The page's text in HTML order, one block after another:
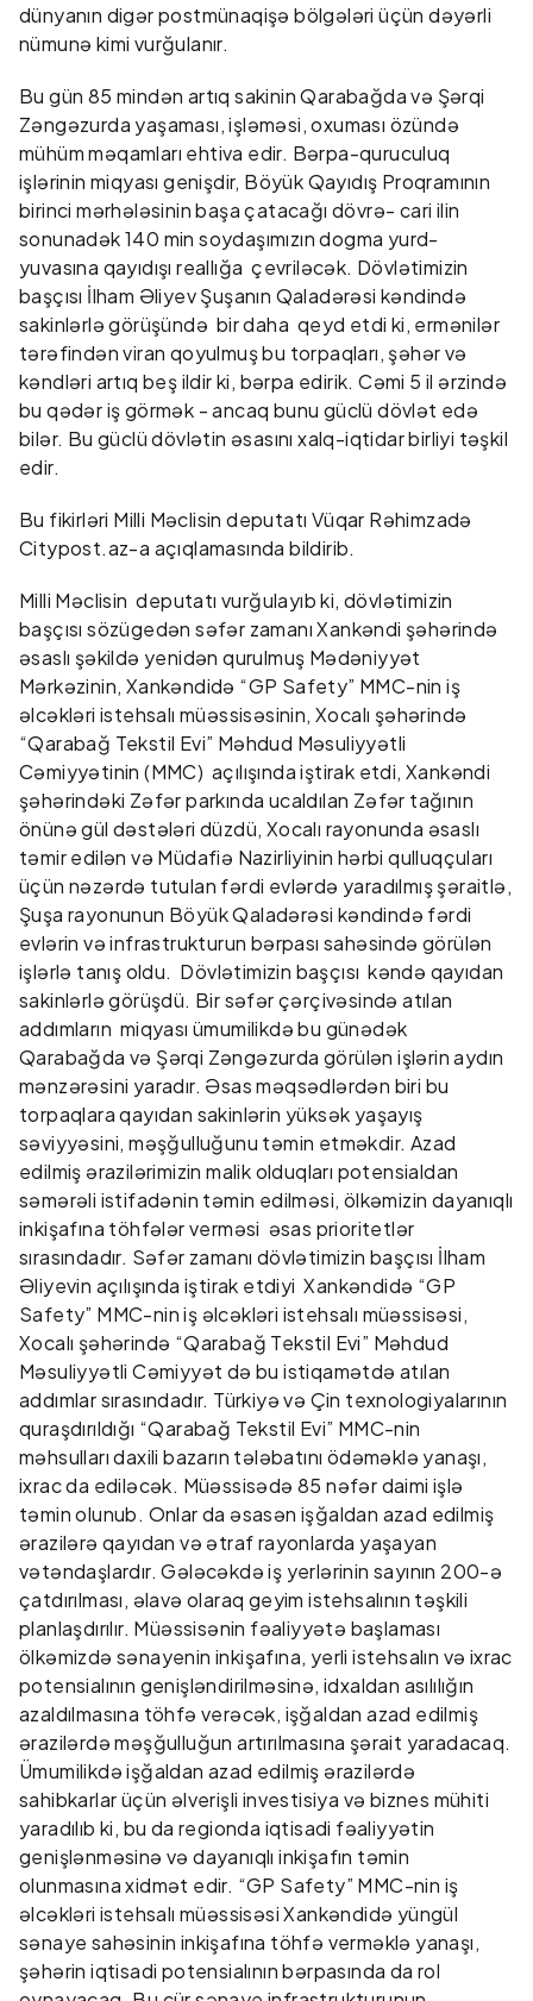
dünyanın digər postmünaqişə bölgələri üçün dəyərli
nümunə kimi vurğulanır.
Bu gün 85 mindən artıq sakinin Qarabağda və Şərqi
Zəngəzurda yaşaması, işləməsi, oxuması özündə
mühüm məqamları ehtiva edir. Bərpa-quruculuq
işlərinin miqyası genişdir, Böyük Qayıdış Proqramının
birinci mərhələsinin başa çatacağı dövrə- cari ilin
sonunadək 140 min soydaşımızın dogma yurd-
yuvasına qayıdışı reallığa çevriləcək. Dövlətimizin
başçısı İlham Əliyev Şuşanın Qaladərəsi kəndində
sakinlərlə görüşündə bir daha qeyd etdi ki, ermənilər
tərəfindən viran qoyulmuş bu torpaqları, şəhər və
kəndləri artıq beş ildir ki, bərpa edirik. Cəmi 5 il ərzində
bu qədər iş görmək - ancaq bunu güclü dövlət edə
bilər. Bu güclü dövlətin əsasını xalq-iqtidar birliyi təşkil
edir.
Bu fikirləri Milli Məclisin deputatı Vüqar Rəhimzadə
Citypost.az-a açıqlamasında bildirib.
Milli Məclisin deputatı vurğulayıb ki, dövlətimizin
başçısı sözügedən səfər zamanı Xankəndi şəhərində
əsaslı şəkildə yenidən qurulmuş Mədəniyyət
Mərkəzinin, Xankəndidə “GP Safety” MMC-nin iş
əlcəkləri istehsalı müəssisəsinin, Xocalı şəhərində
“Qarabağ Tekstil Evi” Məhdud Məsuliyyətli
Cəmiyyətinin (MMC) açılışında iştirak etdi, Xankəndi
şəhərindəki Zəfər parkında ucaldılan Zəfər tağının
önünə gül dəstələri düzdü, Xocalı rayonunda əsaslı
təmir edilən və Müdafiə Nazirliyinin hərbi qulluqçuları
üçün nəzərdə tutulan fərdi evlərdə yaradılmış şəraitlə,
Şuşa rayonunun Böyük Qaladərəsi kəndində fərdi
evlərin və infrastrukturun bərpası sahəsində görülən
işlərlə tanış oldu. Dövlətimizin başçısı kəndə qayıdan
sakinlərlə görüşdü. Bir səfər çərçivəsində atılan
addımların miqyası ümumilikdə bu günədək
Qarabağda və Şərqi Zəngəzurda görülən işlərin aydın
mənzərəsini yaradır. Əsas məqsədlərdən biri bu
torpaqlara qayıdan sakinlərin yüksək yaşayış
səviyyəsini, məşğulluğunu təmin etməkdir. Azad
edilmiş ərazilərimizin malik olduqları potensialdan
səmərəli istifadənin təmin edilməsi, ölkəmizin dayanıqlı
inkişafına töhfələr verməsi əsas prioritetlər
sırasındadır. Səfər zamanı dövlətimizin başçısı İlham
Əliyevin açılışında iştirak etdiyi Xankəndidə “GP
Safety” MMC-nin iş əlcəkləri istehsalı müəssisəsi,
Xocalı şəhərində “Qarabağ Tekstil Evi” Məhdud
Məsuliyyətli Cəmiyyət də bu istiqamətdə atılan
addımlar sırasındadır. Türkiyə və Çin texnologiyalarının
quraşdırıldığı “Qarabağ Tekstil Evi” MMC-nin
məhsulları daxili bazarın tələbatını ödəməklə yanaşı,
ixrac da ediləcək. Müəssisədə 85 nəfər daimi işlə
təmin olunub. Onlar da əsasən işğaldan azad edilmiş
ərazilərə qayıdan və ətraf rayonlarda yaşayan
vətəndaşlardır. Gələcəkdə iş yerlərinin sayının 200-ə
çatdırılması, əlavə olaraq geyim istehsalının təşkili
planlaşdırılır. Müəssisənin fəaliyyətə başlaması
ölkəmizdə sənayenin inkişafına, yerli istehsalın və ixrac
potensialının genişləndirilməsinə, idxaldan asılılığın
azaldılmasına töhfə verəcək, işğaldan azad edilmiş
ərazilərdə məşğulluğun artırılmasına şərait yaradacaq.
Ümumilikdə işğaldan azad edilmiş ərazilərdə
sahibkarlar üçün əlverişli investisiya və biznes mühiti
yaradılıb ki, bu da regionda iqtisadi fəaliyyətin
genişlənməsinə və dayanıqlı inkişafın təmin
olunmasına xidmət edir. “GP Safety” MMC-nin iş
əlcəkləri istehsalı müəssisəsi Xankəndidə yüngül
sənaye sahəsinin inkişafına töhfə verməklə yanaşı,
şəhərin iqtisadi potensialının bərpasında da rol